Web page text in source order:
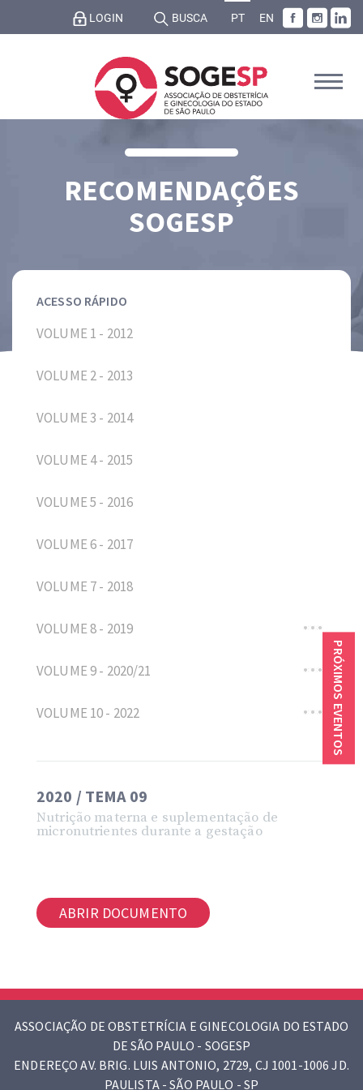
LOGIN BUSCA PT EN
RECOMENDAÇÕES
SOGESP
ACESSO RÁPIDO
VOLUME 1 - 2012
VOLUME 2 - 2013
VOLUME 3 - 2014
VOLUME 4 - 2015
VOLUME 5 - 2016
VOLUME 6 - 2017
VOLUME 7 - 2018
VOLUME 8 - 2019
VOLUME 9 - 2020/21
VOLUME 10 - 2022
2020 / TEMA 09
Nutrição materna e suplementação de
micronutrientes durante a gestação
ABRIR DOCUMENTO
ASSOCIAÇÃO DE OBSTETRÍCIA E GINECOLOGIA DO ESTADO
DE SÃO PAULO - SOGESP
ENDEREÇO AV. BRIG. LUIS ANTONIO, 2729, CJ 1001-1006 JD.
PAULISTA - SÃO PAULO - SP
PRÓXIMOS EVENTOS